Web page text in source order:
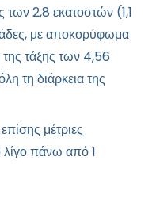
των 2,8 εκατοστών (1,1
με αποκορύφωμα
τάξης των 4,56
τη διάρκεια της
μέτριες
λίγο πάνω από 1